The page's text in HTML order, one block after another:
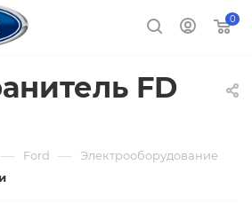
0
FD
— Ford — Электрооборудование